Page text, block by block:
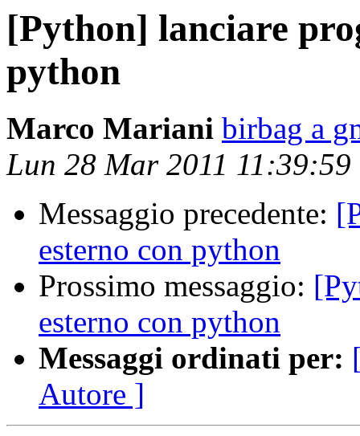
[Python] lanciare
python
Marco Mariani birbag a
Lun 28 Mar 2011 11:39:59
Messaggio precedente:
esterno con python
Prossimo messaggio:
esterno con python
Messaggi ordinati per:
Autore ]